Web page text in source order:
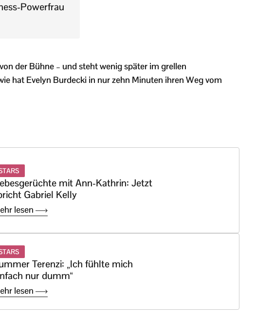
Powerfrau
der Bühne – und steht wenig später im grellen
hat Evelyn Burdecki in nur zehn Minuten ihren Weg vom
mit Ann-Kathrin: Jetzt
Gabriel Kelly
lesen
Terenzi: „Ich fühlte mich
nur dumm“
lesen